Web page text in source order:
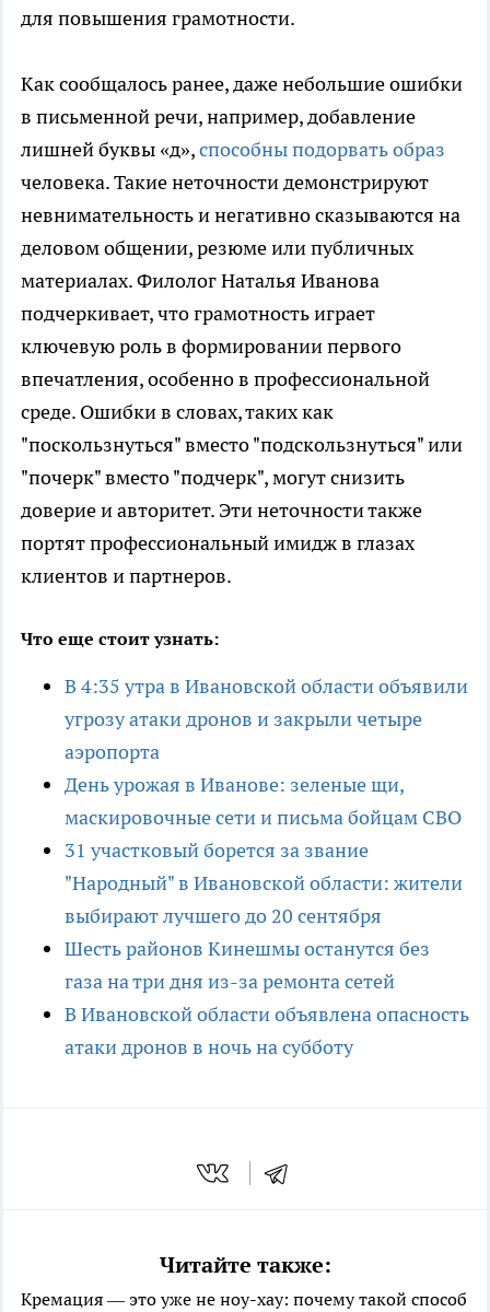
для повышения грамотности.
Как сообщалось ранее, даже небольшие ошибки
в письменной речи, например, добавление
лишней буквы «д»,способны подорвать образ
человека. Такие неточности демонстрируют
невнимательность и негативно сказываются на
деловом общении, резюме или публичных
материалах. Филолог Наталья Иванова
подчеркивает, что грамотность играет
ключевую роль в формировании первого
впечатления, особенно в профессиональной
среде. Ошибки в словах, таких как
"поскользнуться" вместо "подскользнуться" или
"почерк" вместо "подчерк", могут снизить
доверие и авторитет. Эти неточности также
портят профессиональный имидж в глазах
клиентов и партнеров.
Что еще стоит узнать:
В 4:35 утра в Ивановской области объявили
угрозу атаки дронов и закрыли четыре
аэропорта
День урожая в Иванове: зеленые щи,
маскировочные сети и письма бойцам СВО
31 участковый борется за звание
"Народный" в Ивановской области: жители
выбирают лучшего до 20 сентября
Шесть районов Кинешмы останутся без
газа на три дня из-за ремонта сетей
В Ивановской области объявлена опасность
атаки дронов в ночь на субботу
Читайте также:
Кремация — это уже не ноу-хау: почему такой способ